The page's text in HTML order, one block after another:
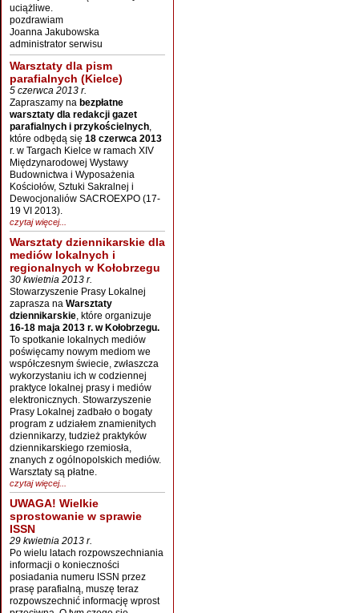
uciążliwe.
pozdrawiam
Joanna Jakubowska
administrator serwisu
Warsztaty dla pism
parafialnych (Kielce)
5 czerwca 2013 r.
Zapraszamy na bezpłatne
warsztaty dla redakcji gazet
parafialnych i przykościelnych,
które odbędą się 18 czerwca 2013
r. w Targach Kielce w ramach XIV
Międzynarodowej Wystawy
Budownictwa i Wyposażenia
Kościołów, Sztuki Sakralnej i
Dewocjonaliów SACROEXPO (17-
19 VI 2013).
czytaj więcej...
Warsztaty dziennikarskie dla
mediów lokalnych i
regionalnych w Kołobrzegu
30 kwietnia 2013 r.
Stowarzyszenie Prasy Lokalnej
zaprasza na Warsztaty
dziennikarskie, które organizuje
16-18 maja 2013 r. w Kołobrzegu.
To spotkanie lokalnych mediów
poświęcamy nowym mediom we
współczesnym świecie, zwłaszcza
wykorzystaniu ich w codziennej
praktyce lokalnej prasy i mediów
elektronicznych. Stowarzyszenie
Prasy Lokalnej zadbało o bogaty
program z udziałem znamienitych
dziennikarzy, tudzież praktyków
dziennikarskiego rzemiosła,
znanych z ogólnopolskich mediów.
Warsztaty są płatne.
czytaj więcej...
UWAGA! Wielkie
sprostowanie w sprawie
ISSN
29 kwietnia 2013 r.
Po wielu latach rozpowszechniania
informacji o konieczności
posiadania numeru ISSN przez
prasę parafialną, muszę teraz
rozpowszechnić informację wprost